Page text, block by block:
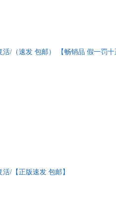
/（速发 包邮） 【畅销品 假一罚
/【正版速发 包邮】